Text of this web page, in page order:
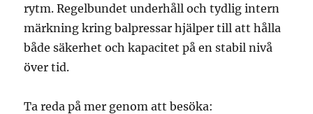
rytm. Regelbundet underhåll och tydlig intern
märkning kring balpressar hjälper till att hålla
både säkerhet och kapacitet på en stabil nivå
över tid.
Ta reda på mer genom att besöka: